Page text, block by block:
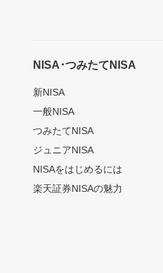
NISA･つみたてNISA
新NISA
一般NISA
つみたてNISA
ジュニアNISA
NISAをはじめるには
楽天証券NISAの魅力